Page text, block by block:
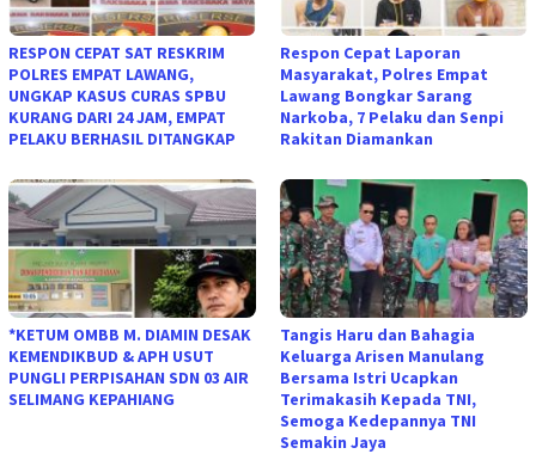
RESPON CEPAT SAT RESKRIM
POLRES EMPAT LAWANG,
UNGKAP KASUS CURAS SPBU
KURANG DARI 24 JAM, EMPAT
PELAKU BERHASIL DITANGKAP
Respon Cepat Laporan
Masyarakat, Polres Empat
Lawang Bongkar Sarang
Narkoba, 7 Pelaku dan Senpi
Rakitan Diamankan
*KETUM OMBB M. DIAMIN DESAK
KEMENDIKBUD & APH USUT
PUNGLI PERPISAHAN SDN 03 AIR
SELIMANG KEPAHIANG
Tangis Haru dan Bahagia
Keluarga Arisen Manulang
Bersama Istri Ucapkan
Terimakasih Kepada TNI,
Semoga Kedepannya TNI
Semakin Jaya